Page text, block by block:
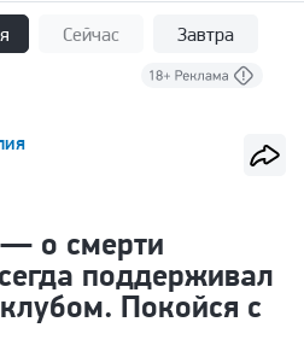
Сейчас Завтра
о смерти
поддерживал
Покойся с